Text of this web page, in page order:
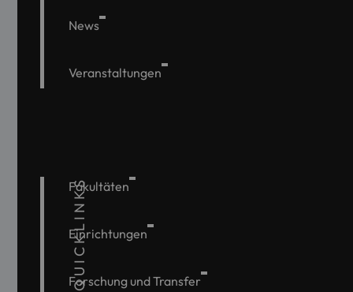
News
Veranstaltungen
QUICKLINKS
Fakultäten
Einrichtungen
Forschung und Transfer